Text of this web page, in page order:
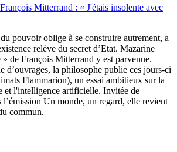
Mitterrand : « J'étais insolente avec
pouvoir oblige à se construire autrement, a
relève du secret d’Etat. Mazarine
de François Mitterrand y est parvenue.
d’ouvrages, la philosophe publie ces jours-ci
Flammarion), un essai ambitieux sur la
et l'intelligence artificielle. Invitée de
l’émission Un monde, un regard, elle revient
commun.